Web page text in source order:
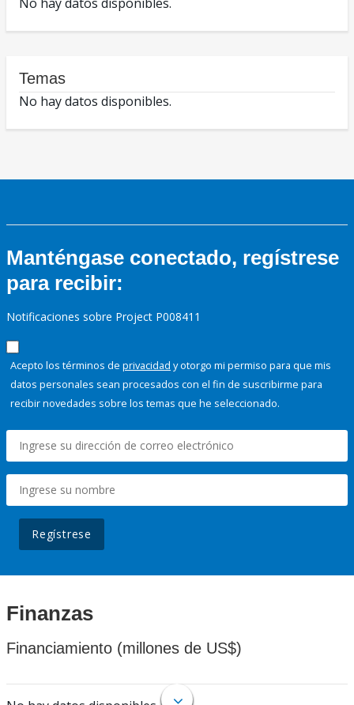
Temas
No hay datos disponibles.
Manténgase conectado, regístrese
para recibir:
Notificaciones sobre Project P008411
Acepto los términos de privacidad y otorgo mi permiso para que mis
datos personales sean procesados con el fin de suscribirme para
recibir novedades sobre los temas que he seleccionado.
Regístrese
Finanzas
Financiamiento (millones de US$)